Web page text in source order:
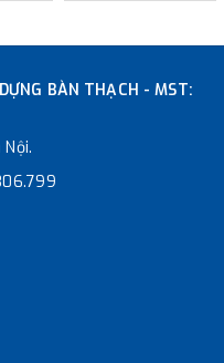
BÀN THẠCH - MST: